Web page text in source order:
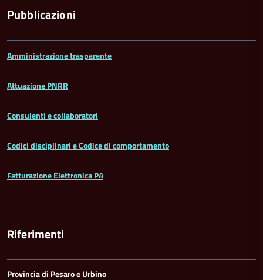
Pubblicazioni
Amministrazione trasparente
Attuazione PNRR
Consulenti e collaboratori
Codici disciplinari e Codice di comportamento
Fatturazione Elettronica PA
Riferimenti
Provincia di Pesaro e Urbino